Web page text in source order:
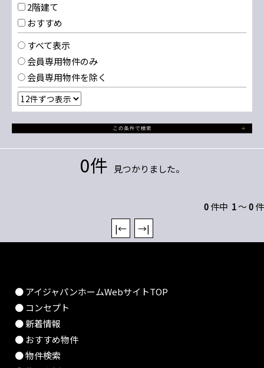
2階建て
おすすめ
すべて表示
会員専用物件のみ
会員専用物件を除く
0件 見つかりました。
0件中 1～0件
|←
→|
● アイジャパンホームWebサイトTOP
● コンセプト
● 新着情報
● おすすめ物件
● 物件検索